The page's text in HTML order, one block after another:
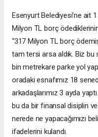
Esenyurt Belediyesi’ne ait
Milyon TL borç
“317 Milyon TL borç
tam tersi arsa aldık. Biz
bin metrekare parke yol
oradaki esnafımız 18
arkadaşlarımız 3 ayda
bu da bir finansal disiplin
nerede ne yapacağımızı
ifadelerini kulandı.